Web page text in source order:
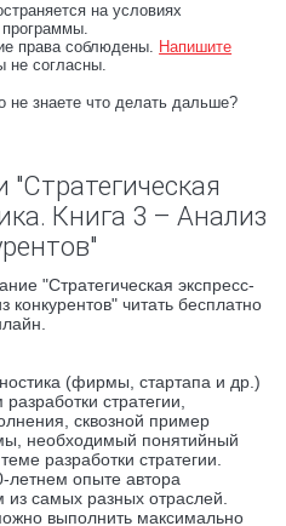
на условиях
программы.
права соблюдены. Напишите
не согласны.
не знаете что делать дальше?
"Стратегическая
Книга 3 – Анализ
"Стратегическая экспресс-
конкурентов" читать бесплатно
(фирмы, стартапа и др.)
стратегии,
сквозной пример
необходимый понятийный
разработки стратегии.
летнем опыте автора
из самых разных отраслей.
выполнить максимально